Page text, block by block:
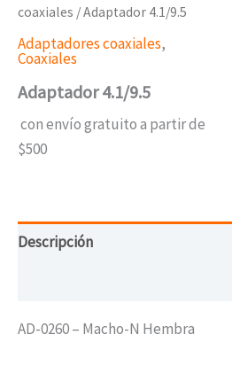
coaxiales / Adaptador 4.1/9.5
Adaptadores coaxiales,
Coaxiales
Adaptador 4.1/9.5
con envío gratuito a partir de
$500
Descripción
AD-0260 – Macho-N Hembra